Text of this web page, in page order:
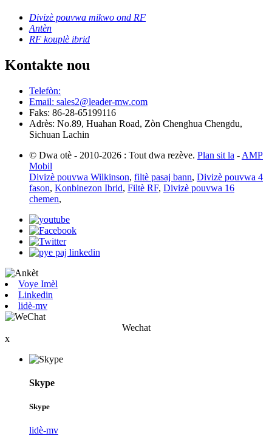
Divizè pouvwa mikwo ond RF
Antèn
RF kouplè ibrid
Kontakte nou
Telefòn:
Email: sales2@leader-mw.com
Faks: 86-28-65199116
Adrès: No.89, Huahan Road, Zòn Chenghua Chengdu,
Sichuan Lachin
© Dwa otè - 2010-2026 : Tout dwa rezève. Plan sit la - AMP
Mobil
Divizè pouvwa Wilkinson, filtè pasaj bann, Divizè pouvwa 4
fason, Konbinezon Ibrid, Filtè RF, Divizè pouvwa 16
chemen,
Voye Imèl
Linkedin
lidè-mv
Wechat
x
Skype
Skype
lidè-mv